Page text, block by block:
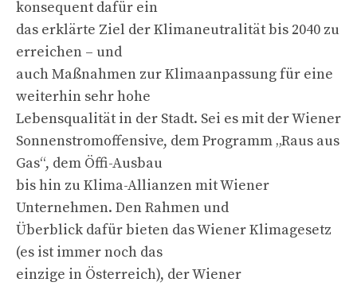
konsequent dafür ein
das erklärte Ziel der Klimaneutralität bis 2040 zu
erreichen – und
auch Maßnahmen zur Klimaanpassung für eine
weiterhin sehr hohe
Lebensqualität in der Stadt. Sei es mit der Wiener
Sonnenstromoffensive, dem Programm „Raus aus
Gas“, dem Öffi-Ausbau
bis hin zu Klima-Allianzen mit Wiener
Unternehmen. Den Rahmen und
Überblick dafür bieten das Wiener Klimagesetz
(es ist immer noch das
einzige in Österreich), der Wiener